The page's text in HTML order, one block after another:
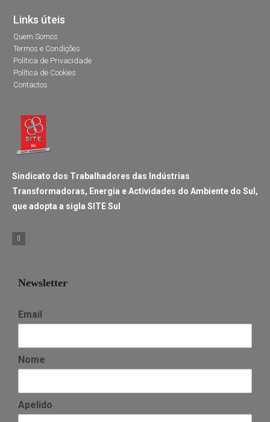
Links úteis
Quem Somos
Termos e Condições
Política de Privacidade
Política de Cookies
Contactos
Sindicato dos Trabalhadores das Indústrias
Transformadoras, Energia e Actividades do Ambiente do Sul,
que adopta a sigla SITE Sul
Newsletter
Email
Nome
Apelido